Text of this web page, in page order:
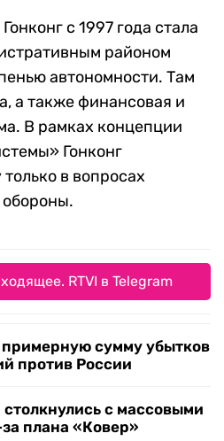
с 1997 года стала
районом
автономности. Там
а также финансовая и
В рамках концепции
Гонконг
в вопросах
RTVI в Telegram
сумму убытков
против России
с массовыми
плана «Ковер»